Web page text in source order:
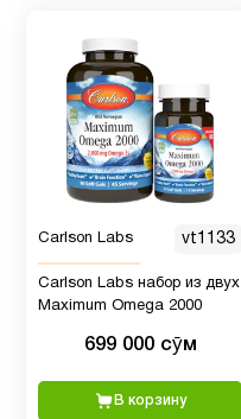
Препараты с
глюкозамином
Препараты
с магнием
8
Продукты
Питание
Рыбий
38
Carlson Labs vt1133
Carlson Labs набор из двух
Maximum Omega 2000
699 000 сӯм
В корзину